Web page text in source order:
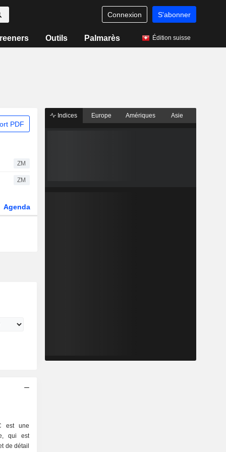
Connexion S'abonner
Outils Palmarès Édition suisse
PDF
ZM
ZM
Agenda
est une
qui est
de détail
Indices Europe Amériques Asie